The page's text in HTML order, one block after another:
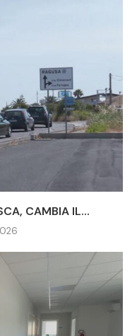
CAMBIA IL...